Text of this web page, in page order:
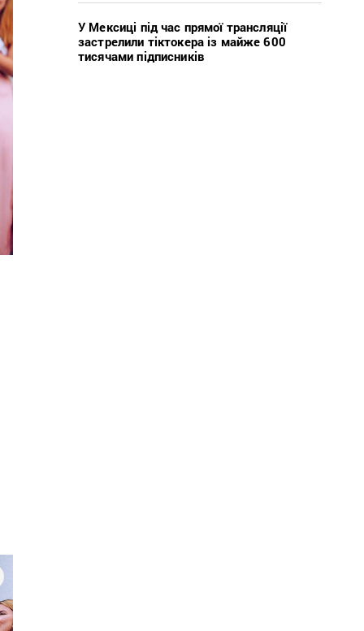
У Мексиці під час прямої трансляції
застрелили тіктокера із майже 600
тисячами підписників